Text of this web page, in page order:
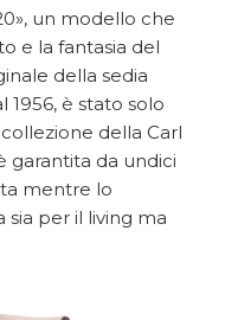
un modello che
e la fantasia del
della sedia
1956, è stato solo
della Carl
garantita da undici
mentre lo
sia per il living ma